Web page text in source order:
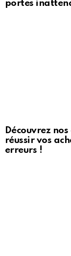
portes
Découvrez
réussir vos
erreurs !